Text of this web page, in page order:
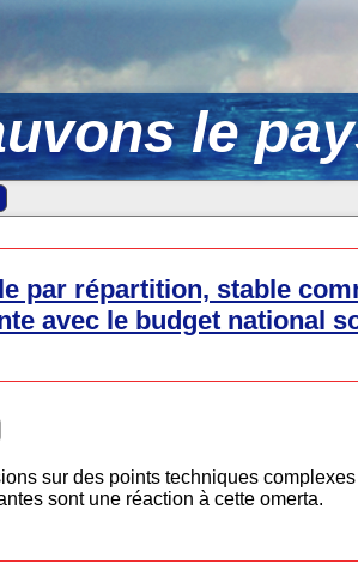
le
par répartition, stable
avec le budget national
sur des points techniques
sont une réaction à cette omerta.